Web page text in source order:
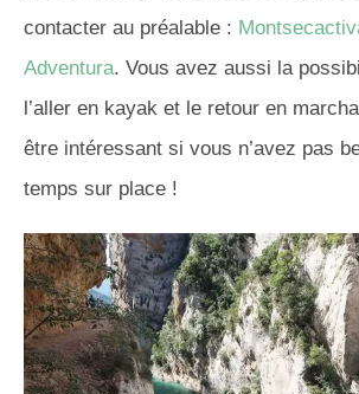
contacter au préalable :
Adventura. Vous avez aussi la
l’aller en kayak et le retour en
être intéressant si vous n’avez pas
temps sur place !